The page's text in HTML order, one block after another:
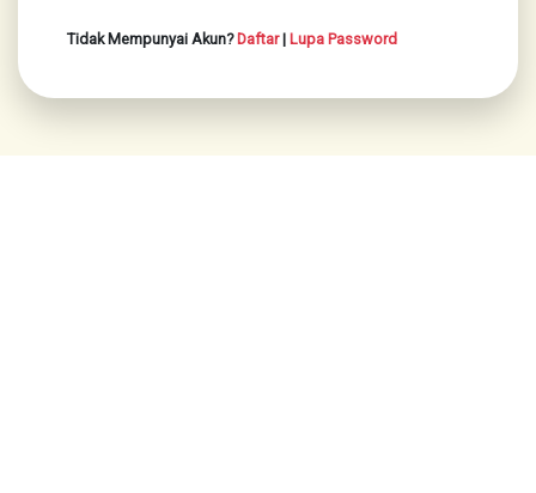
Tidak Mempunyai Akun?Daftar| Lupa Password